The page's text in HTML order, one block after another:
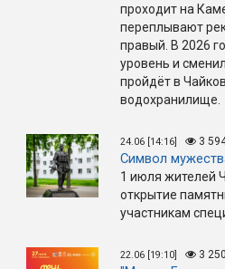
проходит на
переплывают
правый. В 2026
уровень и
пройдёт в
водохранилище.
24.06 [14:16] 3
Символ
1 июля жителей
открытие
участникам
22.06 [19:10] 3 250